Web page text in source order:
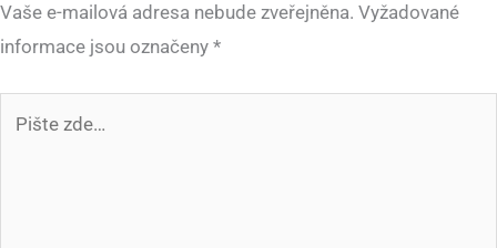
Vaše e-mailová adresa nebude zveřejněna. Vyžadované
informace jsou označeny *